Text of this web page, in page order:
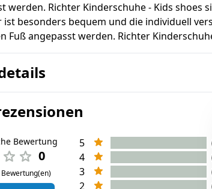
werden. Richter Kinderschuhe - Kids shoes
ist besonders bequem und die individuell
Fuß angepasst werden. Richter
Bewertung
0
5
4
3
2